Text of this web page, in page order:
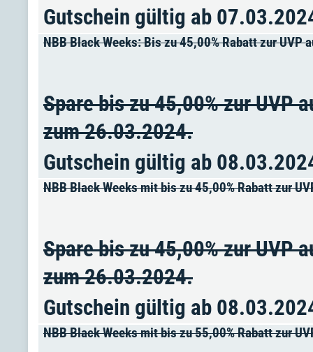
Gutschein gültig ab
NBB Black Weeks: Bis zu 45,00% Rabatt zur UVP
Spare bis zu 45,00% zur UVP
zum 26.03.2024.
Gutschein gültig ab
NBB Black Weeks mit bis zu 45,00% Rabatt zur
Spare bis zu 45,00% zur UVP
zum 26.03.2024.
Gutschein gültig ab
NBB Black Weeks mit bis zu 55,00% Rabatt zur